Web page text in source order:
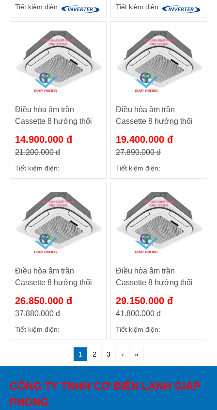
Tiết kiệm điện: Tiết kiệm điện:
Điều hòa âm trần
Cassette 8 hướng thổi
18000BTU/h 1 chiều
14.900.000 đ
21.200.000 đ
Tiết kiệm điện:
Điều hòa âm trần
Cassette 8 hướng thổi
28000BTU/h 1 chiều
19.400.000 đ
27.890.000 đ
Tiết kiệm điện:
Điều hòa âm trần
Cassette 8 hướng thổi
36000BTU/h 1 chiều
26.850.000 đ
37.880.000 đ
Tiết kiệm điện:
Điều hòa âm trần
Cassette 8 hướng thổi
50000BTU/h 1 chiều
29.150.000 đ
41.800.000 đ
Tiết kiệm điện:
1 2 3 › »
CÔNG TY TNHH CƠ ĐIỆN LẠNH GIÁP
PHONG